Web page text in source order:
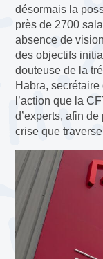
désormais la
près de 2700
absence de
des objectifs
douteuse de la
Habra,
l’action que la
d’experts, afin
crise que